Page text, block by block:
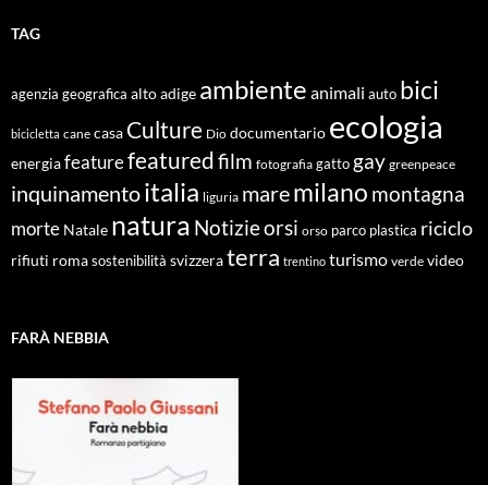
TAG
agenzia geografica alto adige ambiente animali auto bici
bicicletta cane casa Culture Dio documentario ecologia
energiafeaturefeaturedfilm fotografia gatto gay greenpeace
inquinamentoitalia liguria maremilano montagna
morte Natale natura Notizieorsi orso parco plastica riciclo
rifiuti roma sostenibilità svizzeraterra trentino turismo verde video
FARÀ NEBBIA